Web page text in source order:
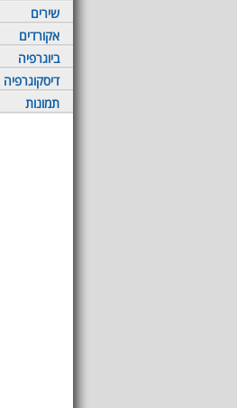
שירים
אקורדים
ביוגרפיה
דיסקוגרפיה
תמונות